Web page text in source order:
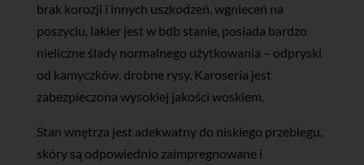
brak korozji i innych uszkodzeń, wgnieceń na
poszyciu, lakier jest w bdb stanie, posiada bardzo
nieliczne ślady normalnego użytkowania – odpryski
od kamyczków, drobne rysy. Karoseria jest
zabezpieczona wysokiej jakości woskiem.
Stan wnętrza jest adekwatny do niskiego przebiegu,
skóry są odpowiednio zaimpregnowane i